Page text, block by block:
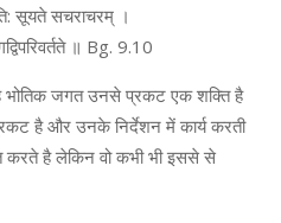
सूयते सचराचरम् ।
॥ Bg. 9.10
भोतिक जगत उनसे प्रकट एक शक्ति है
है और उनके निर्देशन में कार्य करती
करते है लेकिन वो कभी भी इससे से